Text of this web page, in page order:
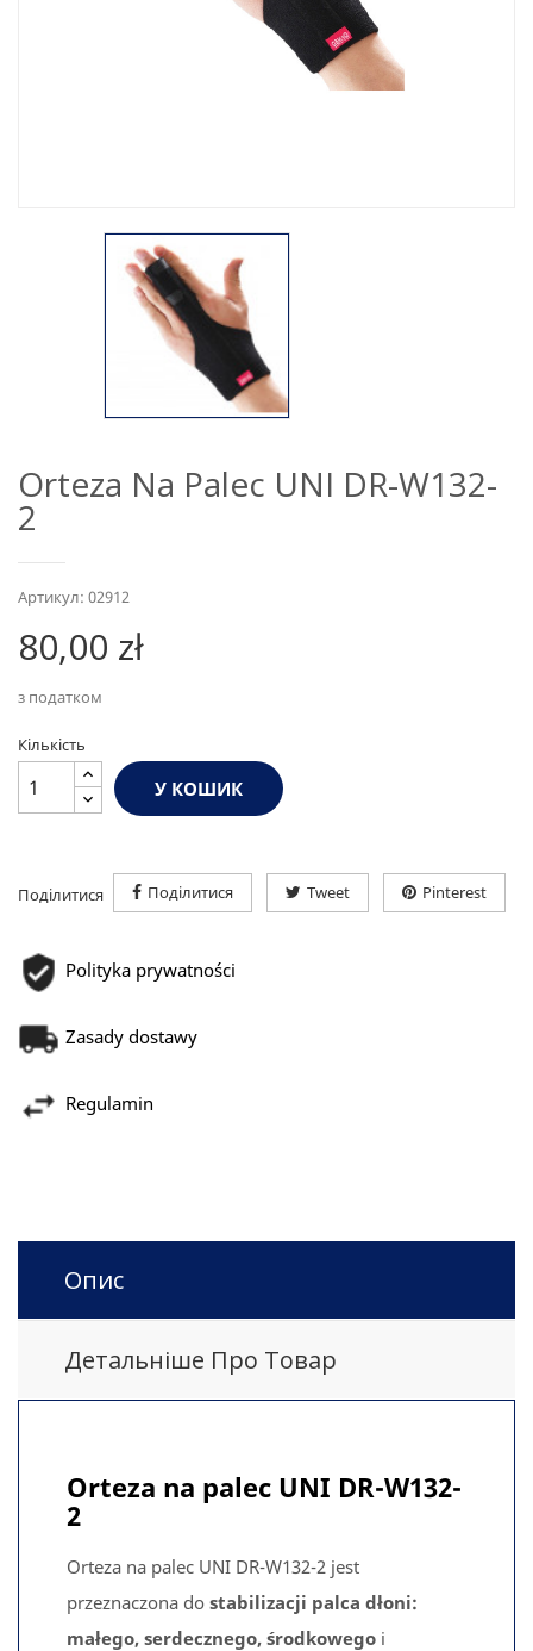
Orteza Na Palec UNI DR-W132-
2
Артикул: 02912
80,00 zł
з податком
Кількість
У КОШИК
Поділитися Поділитися Tweet Pinterest
Polityka prywatności
Zasady dostawy
Regulamin
Опис
Детальніше Про Товар
Orteza na palec UNI DR-W132-
2
Orteza na palec UNI DR-W132-2 jest
przeznaczona do stabilizacji palca dłoni:
małego, serdecznego, środkowego i